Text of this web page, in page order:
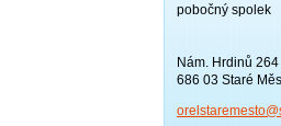
pobočný spolek
Nám. Hrdinů 264
686 03 Staré
orelstar